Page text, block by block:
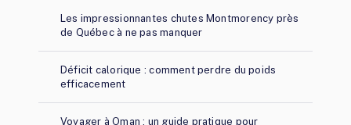
Les impressionnantes chutes Montmorency près
de Québec à ne pas manquer
Déficit calorique : comment perdre du poids
efficacement
Voyager à Oman : un guide pratique pour